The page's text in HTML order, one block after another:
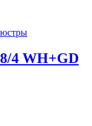
4 WH+GD